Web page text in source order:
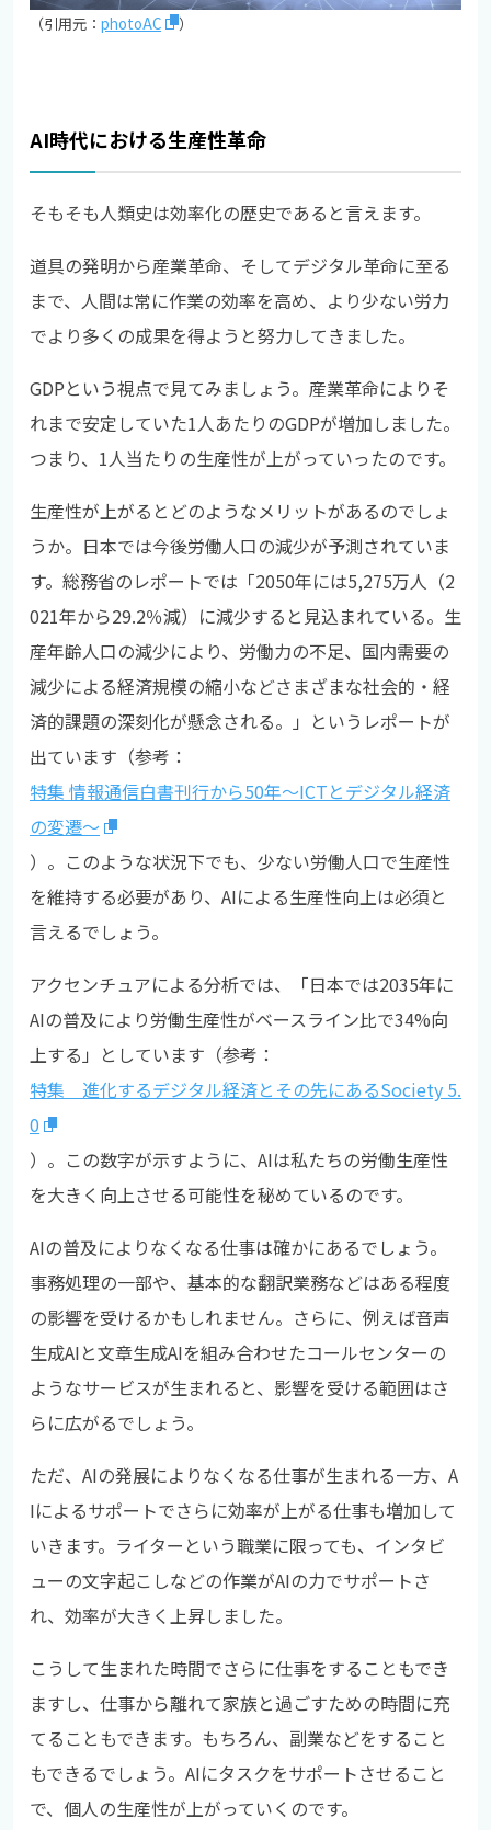
（引用元： photoAC ）
AI時代における生産性革命
そもそも人類史は効率化の歴史であると言えます。
道具の発明から産業革命、そしてデジタル革命に至る
まで、人間は常に作業の効率を高め、より少ない労力
でより多くの成果を得ようと努力してきました。
GDPという視点で見てみましょう。産業革命によりそ
れまで安定していた1人あたりのGDPが増加しました。
つまり、1人当たりの生産性が上がっていったのです。
生産性が上がるとどのようなメリットがあるのでしょ
うか。日本では今後労働人口の減少が予測されていま
す。総務省のレポートでは「2050年には5,275万人（2
021年から29.2％減）に減少すると見込まれている。生
産年齢人口の減少により、労働力の不足、国内需要の
減少による経済規模の縮小などさまざまな社会的・経
済的課題の深刻化が懸念される。」というレポートが
出ています（参考：
特集 情報通信白書刊行から50年～ICTとデジタル経済
の変遷～
）。このような状況下でも、少ない労働人口で生産性
を維持する必要があり、AIによる生産性向上は必須と
言えるでしょう。
アクセンチュアによる分析では、「日本では2035年に
AIの普及により労働生産性がベースライン比で34%向
上する」としています（参考：
特集 進化するデジタル経済とその先にあるSociety 5.
0
）。この数字が示すように、AIは私たちの労働生産性
を大きく向上させる可能性を秘めているのです。
AIの普及によりなくなる仕事は確かにあるでしょう。
事務処理の一部や、基本的な翻訳業務などはある程度
の影響を受けるかもしれません。さらに、例えば音声
生成AIと文章生成AIを組み合わせたコールセンターの
ようなサービスが生まれると、影響を受ける範囲はさ
らに広がるでしょう。
ただ、AIの発展によりなくなる仕事が生まれる一方、A
Iによるサポートでさらに効率が上がる仕事も増加して
いきます。ライターという職業に限っても、インタビ
ューの文字起こしなどの作業がAIの力でサポートさ
れ、効率が大きく上昇しました。
こうして生まれた時間でさらに仕事をすることもでき
ますし、仕事から離れて家族と過ごすための時間に充
てることもできます。もちろん、副業などをすること
もできるでしょう。AIにタスクをサポートさせること
で、個人の生産性が上がっていくのです。